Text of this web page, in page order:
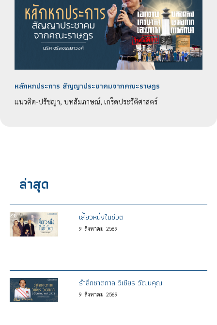
หลักหกประการ สัญญาประชาคมจากคณะราษฎร
แนวคิด-ปรัชญา, บทสัมภาษณ์, เกร็ดประวัติศาสตร์
ล่าสุด
เสี้ยวหนึ่งในชีวิต
9 สิงหาคม 2569
รำลึกชาตกาล วิเชียร วัฒนคุณ
9 สิงหาคม 2569